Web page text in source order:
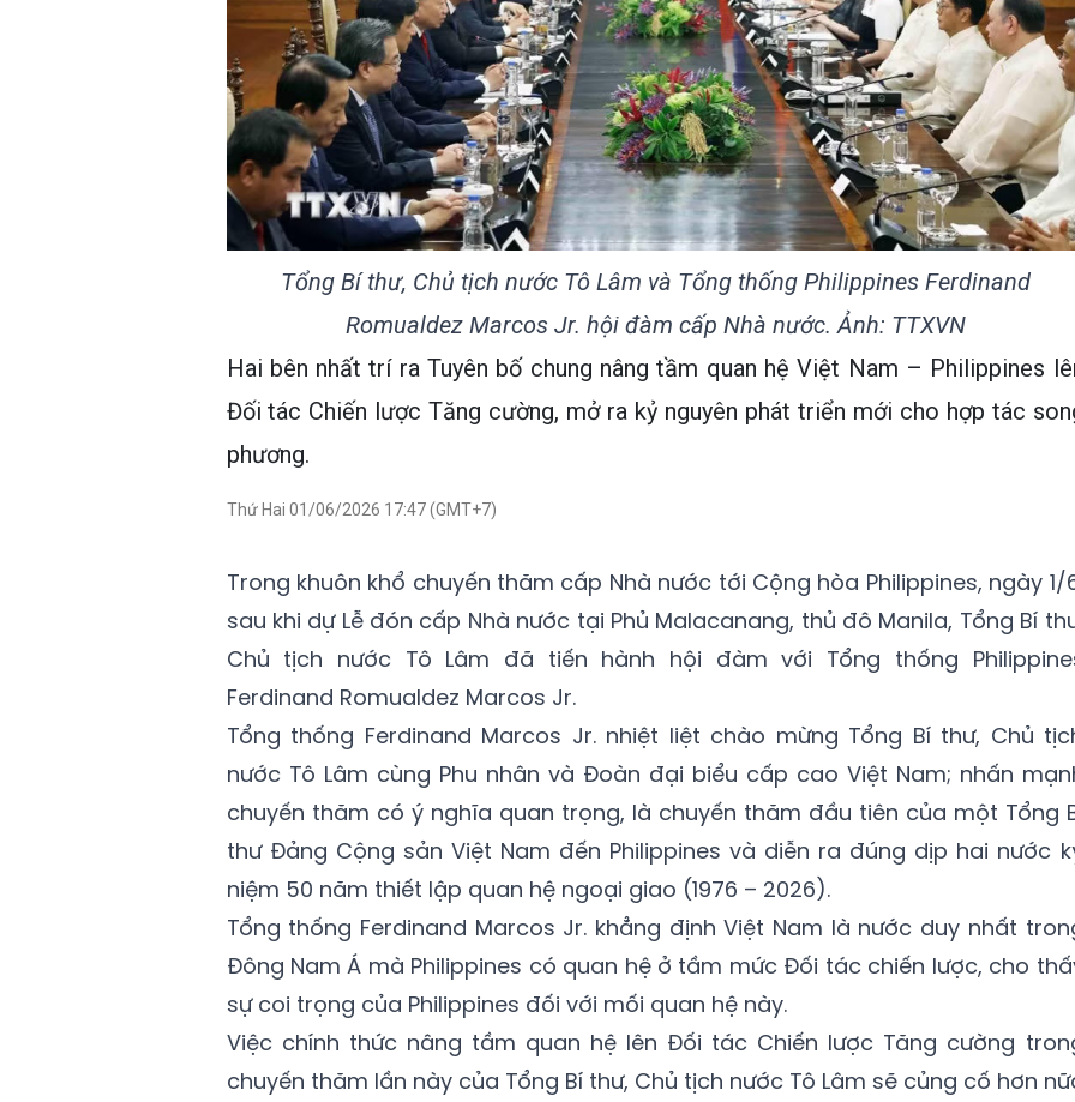
Tổng Bí thư, Chủ tịch nước Tô Lâm và Tổng thống Philippines Ferdinand
Romualdez Marcos Jr. hội đàm cấp Nhà nước. Ảnh: TTXVN
Hai bên nhất trí ra Tuyên bố chung nâng tầm quan hệ Việt Nam – Philippines
Đối tác Chiến lược Tăng cường, mở ra kỷ nguyên phát triển mới cho hợp tác
phương.
Thứ Hai 01/06/2026 17:47 (GMT+7)
Trong khuôn khổ chuyến thăm cấp Nhà nước tới Cộng hòa Philippines, ngày 1/
sau khi dự Lễ đón cấp Nhà nước tại Phủ Malacanang, thủ đô Manila, Tổng Bí
Chủ tịch nước Tô Lâm đã tiến hành hội đàm với Tổng thống
Ferdinand Romualdez Marcos Jr.
Tổng thống Ferdinand Marcos Jr. nhiệt liệt chào mừng Tổng Bí thư, Chủ
nước Tô Lâm cùng Phu nhân và Đoàn đại biểu cấp cao Việt Nam; nhấn
chuyến thăm có ý nghĩa quan trọng, là chuyến thăm đầu tiên của một Tổng
thư Đảng Cộng sản Việt Nam đến Philippines và diễn ra đúng dịp hai nước
niệm 50 năm thiết lập quan hệ ngoại giao (1976 – 2026).
Tổng thống Ferdinand Marcos Jr. khẳng định Việt Nam là nước duy nhất
Đông Nam Á mà Philippines có quan hệ ở tầm mức Đối tác chiến lược, cho
sự coi trọng của Philippines đối với mối quan hệ này.
Việc chính thức nâng tầm quan hệ lên Đối tác Chiến lược Tăng cường
chuyến thăm lần này của Tổng Bí thư, Chủ tịch nước Tô Lâm sẽ củng cố hơn